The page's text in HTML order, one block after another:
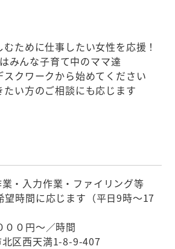
ために仕事したい女性を応援！
みんな子育て中のママ達
スクワークから始めてください
たい方のご相談にも応じます
・入力作業・ファイリング等
間に応じます（平日9時～17
円～／時間
区西天満1-8-9-407